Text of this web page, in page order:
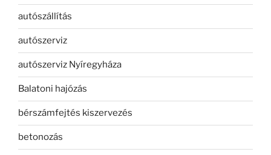
autószállítás
autószerviz
autószerviz Nyíregyháza
Balatoni hajózás
bérszámfejtés kiszervezés
betonozás